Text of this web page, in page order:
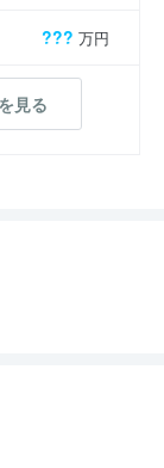
??? 万円
見る